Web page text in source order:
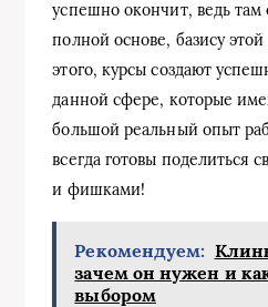
успешно окончит, ведь там
полной основе, базису
этого, курсы создают
данной сфере, которые
большой реальный опыт
всегда готовы поделиться
и фишками!
Рекомендуем:
зачем он нужен и
выбором